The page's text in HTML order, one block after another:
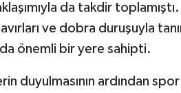
da takdir
ve dobra duruşuyla
önemli bir yere sahipti.
duyulmasının ardından